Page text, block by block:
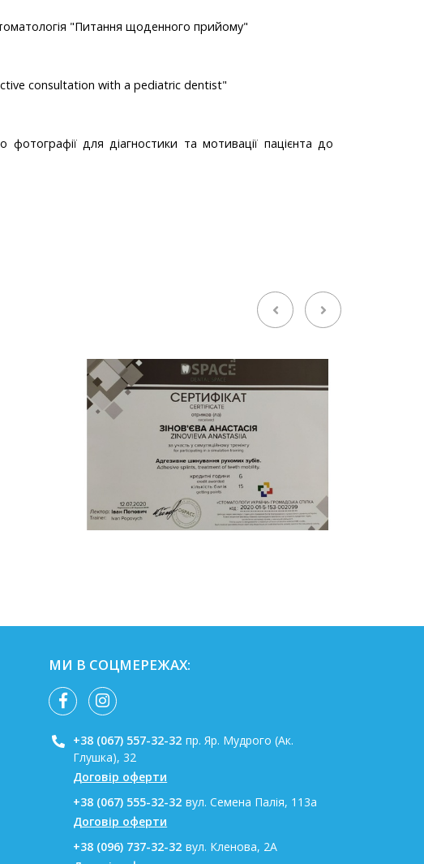
"Питання щоденного прийому"
consultation with a pediatric dentist"
фотографії для діагностики та мотивації пацієнта до
МИ В СОЦМЕРЕЖАХ:
+38 (067) 557-32-32 пр. Яр. Мудрого (Ак.
Глушка), 32
Договір оферти
+38 (067) 555-32-32 вул. Семена Палія, 113а
Договір оферти
+38 (096) 737-32-32 вул. Кленова, 2А